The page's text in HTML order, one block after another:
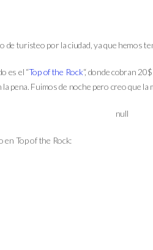
de turisteo por la ciudad, ya que hemos
es el “Top of the Rock“, donde cobran
pena. Fuimos de noche pero creo que
en Top of the Rock: